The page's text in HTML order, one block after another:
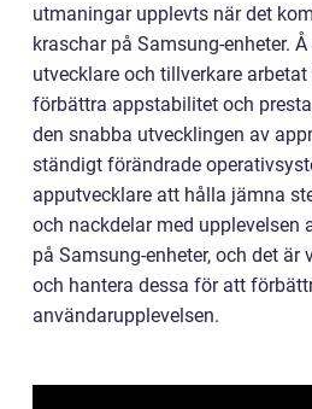
utmaningar upplevts när det
kraschar på Samsung-enheter.
utvecklare och tillverkare
förbättra appstabilitet och
den snabba utvecklingen av
ständigt förändrade
apputvecklare att hålla jämna
och nackdelar med upplevelsen
på Samsung-enheter, och det
och hantera dessa för att
användarupplevelsen.